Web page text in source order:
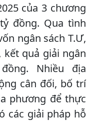
của 3 chương
đồng. Qua tình
ngân sách T.Ư,
kết quả giải ngân
Nhiều địa
cân đối, bố trí
phương để thực
các giải pháp hỗ